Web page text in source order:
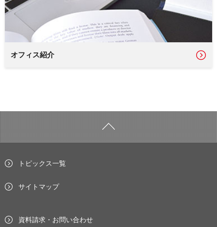
オフィス紹介
トピックス一覧
サイトマップ
資料請求・お問い合わせ